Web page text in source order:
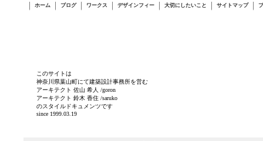
ホーム ブログ ワークス デザインフィー 大切にしたいこと サイトマップ
このサイトは
神奈川県葉山町にて建築設計事務所を営む
アーキテクト 佐山 希人 /goron
アーキテクト 鈴木 香住 /saruko
のスタイルドキュメンツです
since 1999.03.19